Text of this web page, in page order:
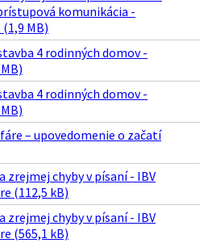
komunikácia -
MB)
4 rodinných domov -
4 rodinných domov -
– upovedomenie o začatí
zrejmej chyby v písaní - IBV
(112,5 kB)
zrejmej chyby v písaní - IBV
(565,1 kB)